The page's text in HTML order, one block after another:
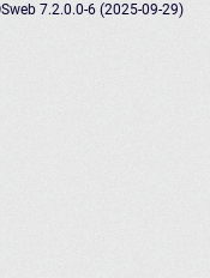
7.2.0.0-6 (2025-09-29)